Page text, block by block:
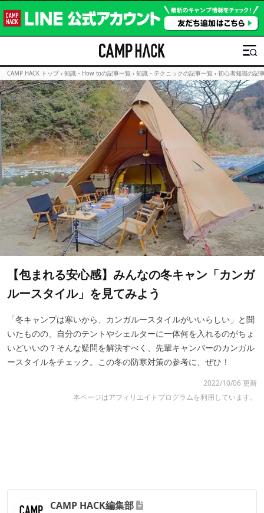
CAMP HACK トップ › 知識・How toの記事一覧 › 知識・テクニックの記事一覧 › 初心者知識の記
【包まれる安心感】みんなの冬キャン「カンガ
ルースタイル」を見てみよう
「冬キャンプは寒いから、カンガルースタイルがいいらしい」と聞
いたものの、自分のテントやシェルターに一体何を入れるのがちょ
いどいいの？そんな疑問を解決すべく、先輩キャンパーのカンガル
ースタイルをチェック。この冬の防寒対策の参考に、ぜひ！
2022/10/06 更新
本ページはアフィリエイトプログラムを利用しています。
CAMP HACK編集部